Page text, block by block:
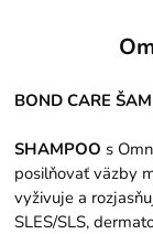
BOND CARE
SHAMPOO s
posilňovať väzby
vyživuje a
SLES/SLS,